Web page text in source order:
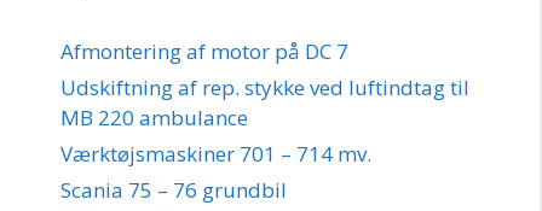
Afmontering af motor på DC 7
Udskiftning af rep. stykke ved luftindtag til
MB 220 ambulance
Værktøjsmaskiner 701 – 714 mv.
Scania 75 – 76 grundbil